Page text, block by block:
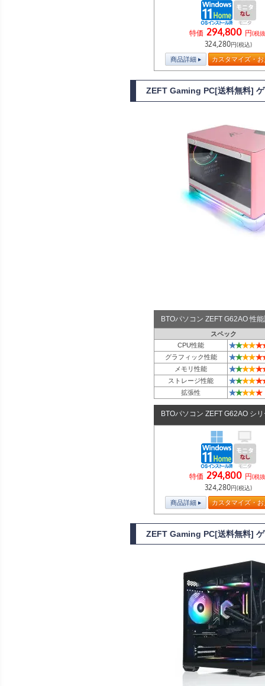
特価 294,800 円(税
324,280円(税込)
商品詳細 カスタマイズ・
ZEFT Gaming PC[送料無料]
BTOパソコン ZEFT G62AO 性
スペック
CPU性能
★★★★★
グラフィック性能 ★★★★★
メモリ性能 ★★★★★
ストレージ性能 ★★★★★
拡張性 ★★★★★
BTOパソコン ZEFT G62AO シ
特価 294,800 円(税
324,280円(税込)
商品詳細 カスタマイズ・
ZEFT Gaming PC[送料無料]